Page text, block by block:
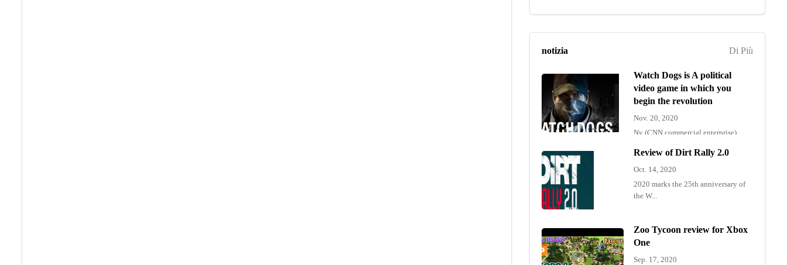
Di Più
notizia
Watch Dogs is A political
video game in which you
begin the revolution
Nov. 20, 2020
Ny (CNN commercial enterprise)
Review of Dirt Rally 2.0
Oct. 14, 2020
2020 marks the 25th anniversary of
the W...
Zoo Tycoon review for Xbox
One
Sep. 17, 2020